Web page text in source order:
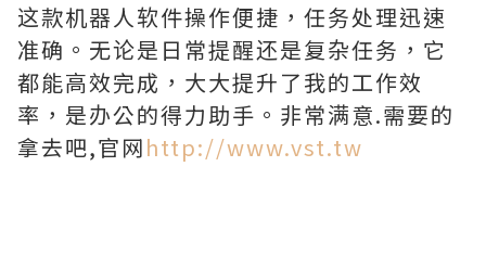
这款机器人软件操作便捷，任务处理迅速
准确。无论是日常提醒还是复杂任务，它
都能高效完成，大大提升了我的工作效
率，是办公的得力助手。非常满意.需要的
拿去吧,官网http://www.vst.tw